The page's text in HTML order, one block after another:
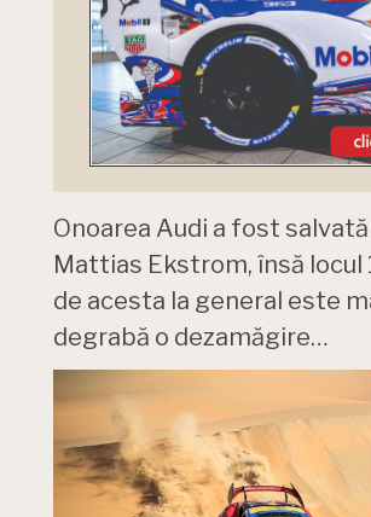
Onoarea Audi a fost
Mattias Ekstrom, însă locul
de acesta la general este
degrabă o dezamăgire…